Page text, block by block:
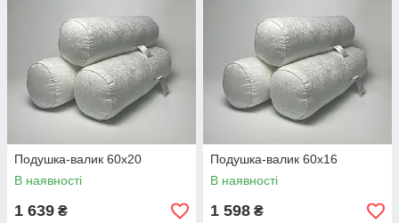
Подушка-валик 60x20
В наявності
1 639 ₴
Подушка-валик 60x16
В наявності
1 598 ₴